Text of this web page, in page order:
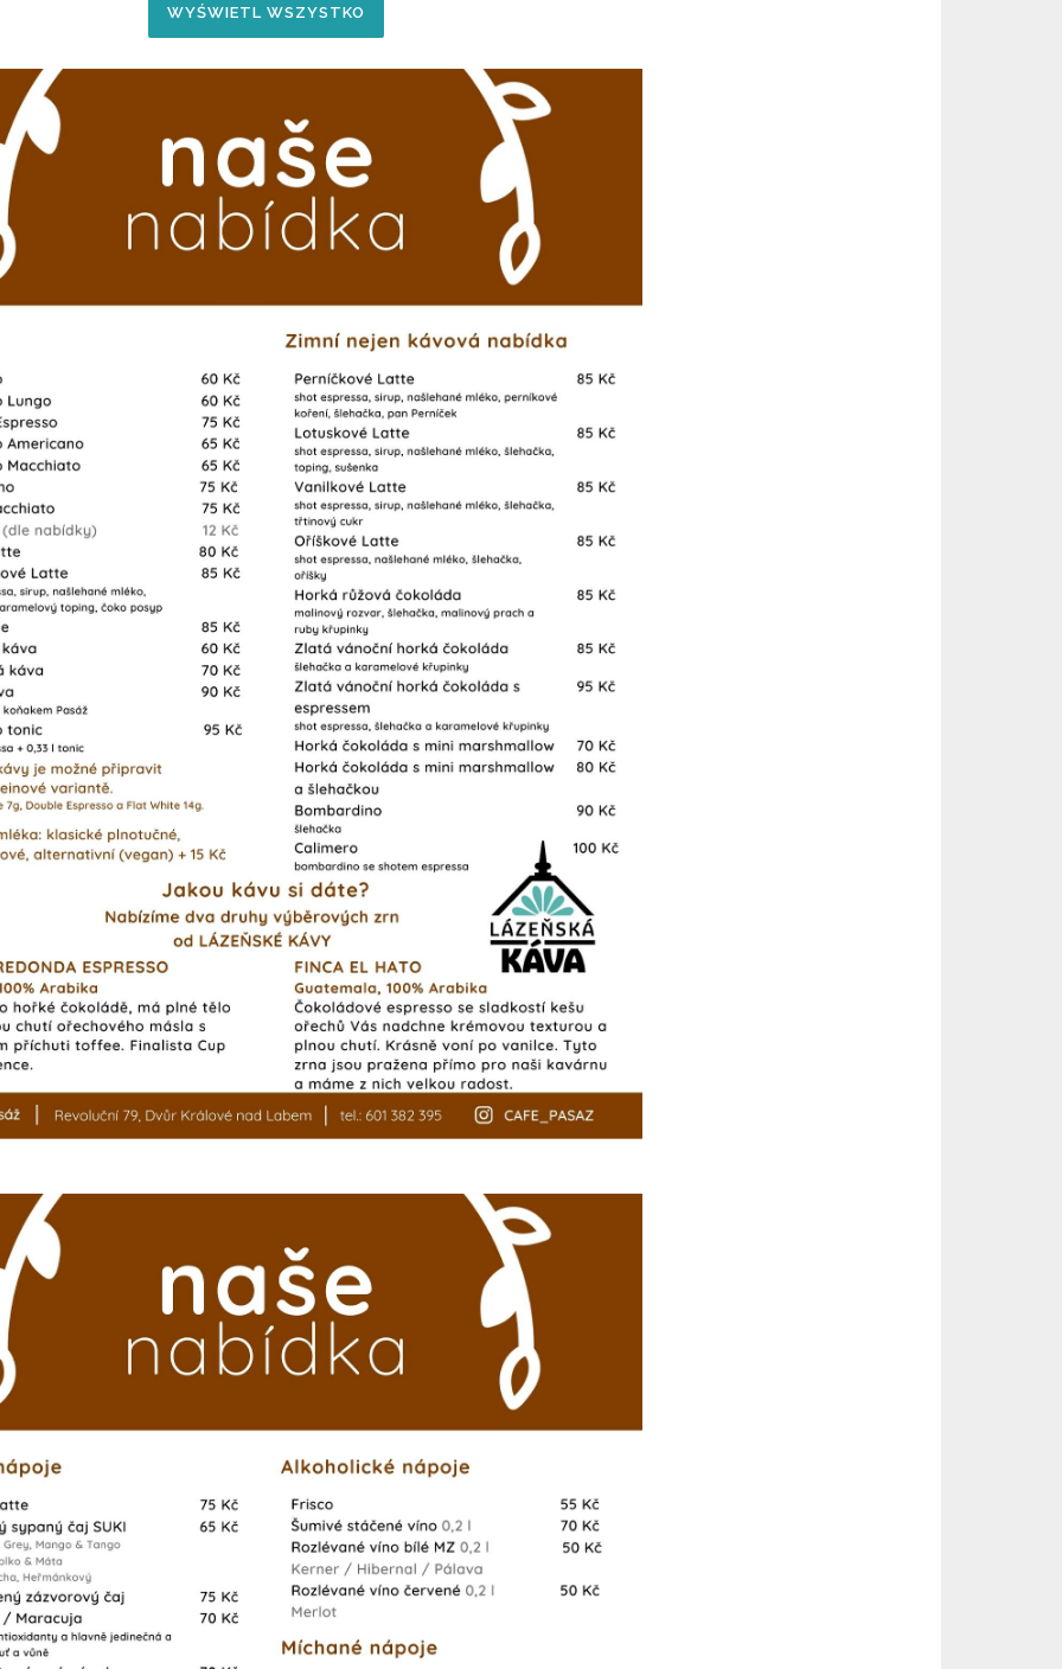
WYŚWIETL WSZYSTKO